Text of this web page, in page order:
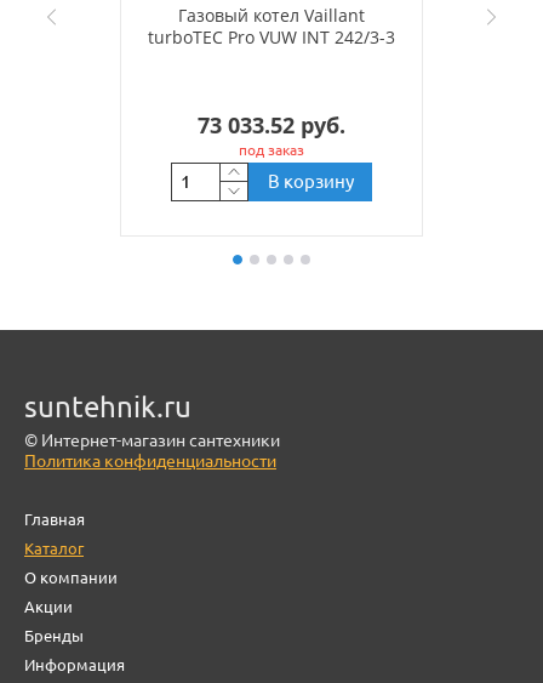
Газовый котел Vaillant
turboTEC Pro VUW INT 242/3-3
73 033.52 руб.
под заказ
В корзину
suntehnik.ru
© Интернет-магазин сантехники
Политика конфиденциальности
Главная
Каталог
О компании
Акции
Бренды
Информация